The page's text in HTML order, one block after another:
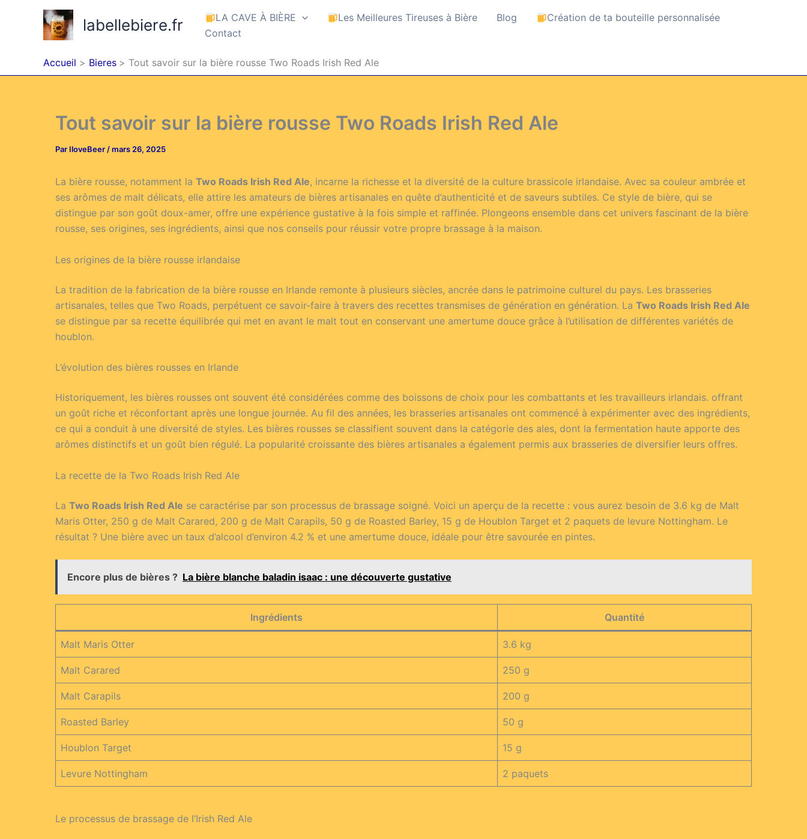
labellebiere.fr LA CAVE À BIÈRE Les Meilleures Tireuses à Bière Blog
Création de ta bouteille personnalisée
Contact
Accueil Bieres Tout savoir sur la bière rousse Two Roads Irish Red Ale
Tout savoir sur la bière rousse Two Roads Irish Red Ale
Par IloveBeer /mars 26, 2025
La bière rousse, notamment la Two Roads Irish Red Ale, incarne la richesse et la diversité de la culture brassicole irlandaise. Avec sa couleur ambrée et
ses arômes de malt délicats, elle attire les amateurs de bières artisanales en quête d’authenticité et de saveurs subtiles. Ce style de bière, qui se
distingue par son goût doux-amer, offre une expérience gustative à la fois simple et raffinée. Plongeons ensemble dans cet univers fascinant de la bière
rousse, ses origines, ses ingrédients, ainsi que nos conseils pour réussir votre propre brassage à la maison.
Les origines de la bière rousse irlandaise
La tradition de la fabrication de la bière rousse en Irlande remonte à plusieurs siècles, ancrée dans le patrimoine culturel du pays. Les brasseries
artisanales, telles que Two Roads, perpétuent ce savoir-faire à travers des recettes transmises de génération en génération. La Two Roads Irish Red Ale
se distingue par sa recette équilibrée qui met en avant le malt tout en conservant une amertume douce grâce à l’utilisation de différentes variétés de
houblon.
L’évolution des bières rousses en Irlande
Historiquement, les bières rousses ont souvent été considérées comme des boissons de choix pour les combattants et les travailleurs irlandais. offrant
un goût riche et réconfortant après une longue journée. Au fil des années, les brasseries artisanales ont commencé à expérimenter avec des ingrédients,
ce qui a conduit à une diversité de styles. Les bières rousses se classifient souvent dans la catégorie des ales, dont la fermentation haute apporte des
arômes distinctifs et un goût bien régulé. La popularité croissante des bières artisanales a également permis aux brasseries de diversifier leurs offres.
La recette de la Two Roads Irish Red Ale
La Two Roads Irish Red Ale se caractérise par son processus de brassage soigné. Voici un aperçu de la recette : vous aurez besoin de 3.6 kg de Malt
Maris Otter, 250 g de Malt Carared, 200 g de Malt Carapils, 50 g de Roasted Barley, 15 g de Houblon Target et 2 paquets de levure Nottingham. Le
résultat ? Une bière avec un taux d’alcool d’environ 4.2 % et une amertume douce, idéale pour être savourée en pintes.
Encore plus de bières ? La bière blanche baladin isaac : une découverte gustative
Ingrédients Quantité
Malt Maris Otter 3.6 kg
Malt Carared 250 g
Malt Carapils 200 g
Roasted Barley 50 g
Houblon Target 15 g
Levure Nottingham 2 paquets
Le processus de brassage de l’Irish Red Ale